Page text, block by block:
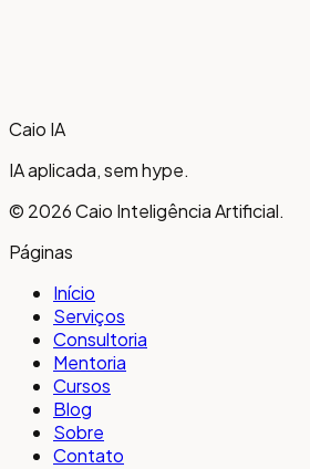
Caio IA
IA aplicada, sem hype.
© 2026Caio Inteligência Artificial.
Páginas
Início
Serviços
Consultoria
Mentoria
Cursos
Blog
Sobre
Contato